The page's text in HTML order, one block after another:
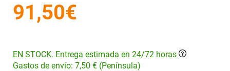
91,50€
EN STOCK. Entrega estimada en 24/72 horas
Gastos de envío: 7,50 € (Península)